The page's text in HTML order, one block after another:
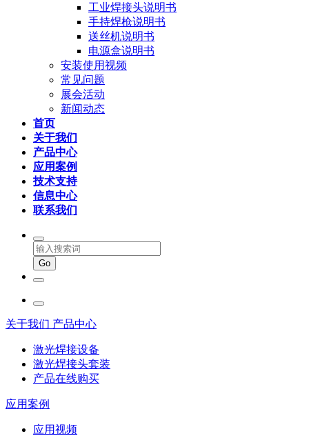
工业焊接头说明书
手持焊枪说明书
送丝机说明书
电源盒说明书
安装使用视频
常见问题
展会活动
新闻动态
首页
关于我们
产品中心
应用案例
技术支持
信息中心
联系我们
关于我们 产品中心
激光焊接设备
激光焊接头套装
产品在线购买
应用案例
应用视频